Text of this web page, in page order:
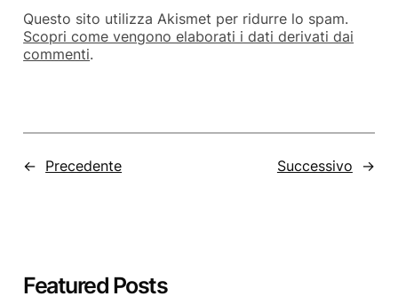
Questo sito utilizza Akismet per ridurre lo spam.
Scopri come vengono elaborati i dati derivati dai
commenti.
← Precedente Successivo →
Featured Posts